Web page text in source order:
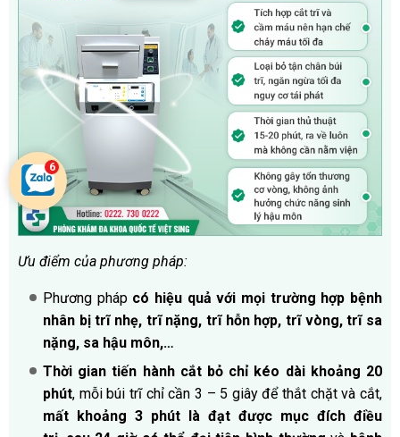
Ưu điểm của phương pháp:
Phương pháp có hiệu quả với mọi trường hợp bệnh
nhân bị trĩ nhẹ, trĩ nặng, trĩ hỗn hợp, trĩ vòng, trĩ sa
nặng, sa hậu môn,…
Thời gian tiến hành cắt bỏ chỉ kéo dài khoảng 20
phút, mỗi búi trĩ chỉ cần 3 – 5 giây để thắt chặt và cắt,
mất khoảng 3 phút là đạt được mục đích điều